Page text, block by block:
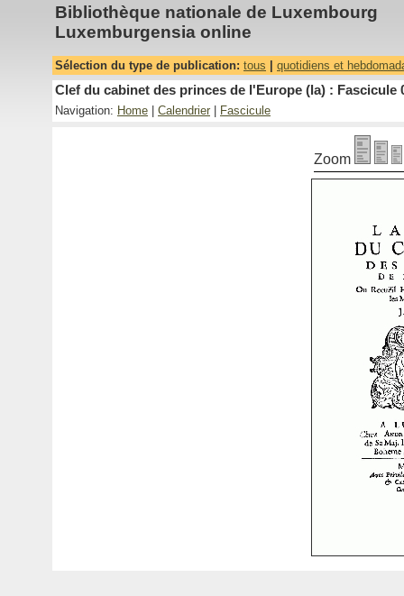
Bibliothèque nationale de Luxembourg
Luxemburgensia online
Sélection du type de publication: tous quotidiens et
Clef du cabinet des princes de l'Europe (la) : Fascicule
Navigation: Home Calendrier Fascicule
Zoom